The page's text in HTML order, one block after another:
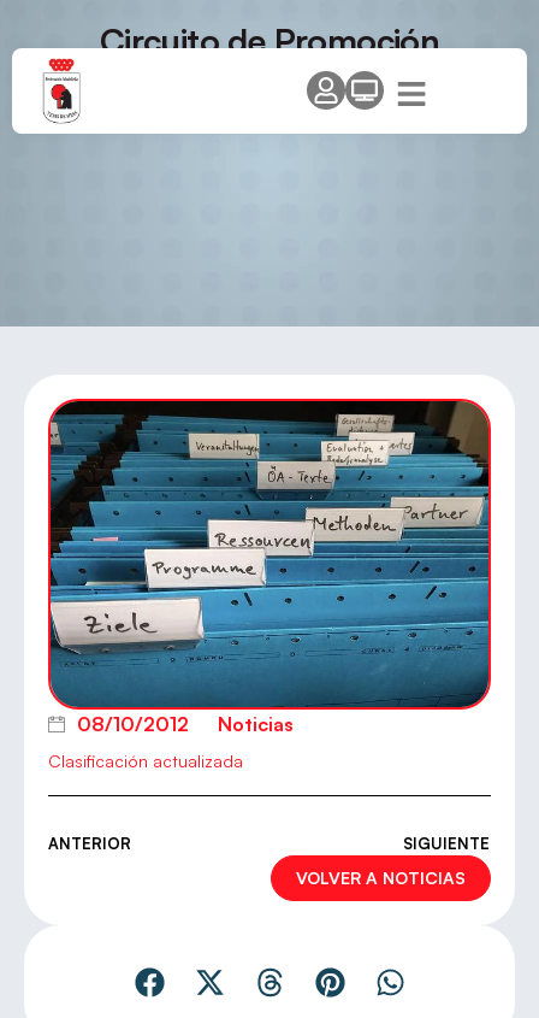
Circuito de Promoción
«Comunidad de Madrid»-
Temporada 2012/2013
08/10/2012 Noticias
Clasificación actualizada
ANTERIOR SIGUIENTE
VOLVER A NOTICIAS